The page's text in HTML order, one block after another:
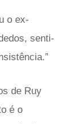
o ex-
senti-
de Ruy
é o